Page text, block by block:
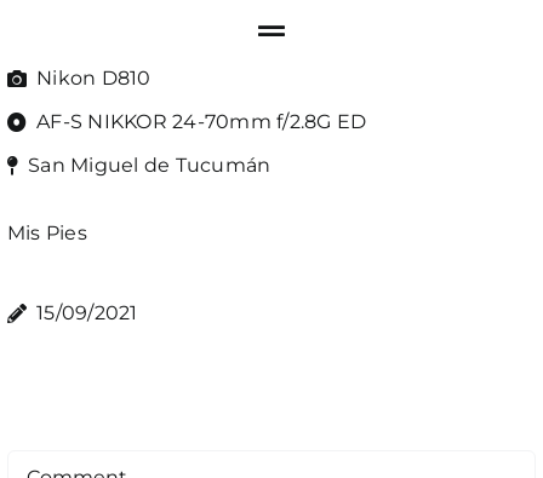
Nikon D810
AF-S NIKKOR 24-70mm f/2.8G ED
San Miguel de Tucumán
Mis Pies
15/09/2021
Comment